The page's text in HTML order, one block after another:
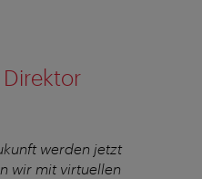
werden jetzt
wir mit virtuellen